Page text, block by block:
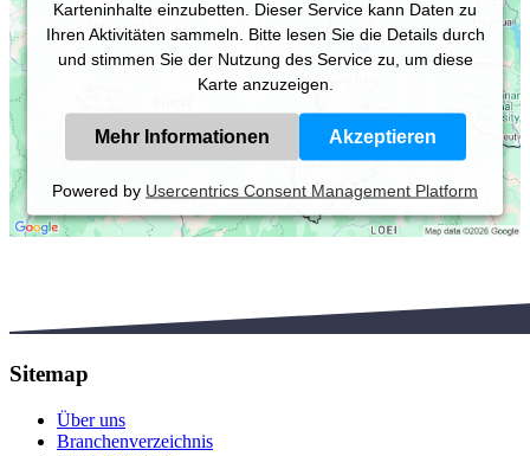
Karteninhalte einzubetten. Dieser Service kann Daten zu
Ihren Aktivitäten sammeln. Bitte lesen Sie die Details durch
und stimmen Sie der Nutzung des Service zu, um diese
Karte anzuzeigen.
Mehr Informationen Akzeptieren
Powered by Usercentrics Consent Management Platform
Sitemap
Über uns
Branchenverzeichnis